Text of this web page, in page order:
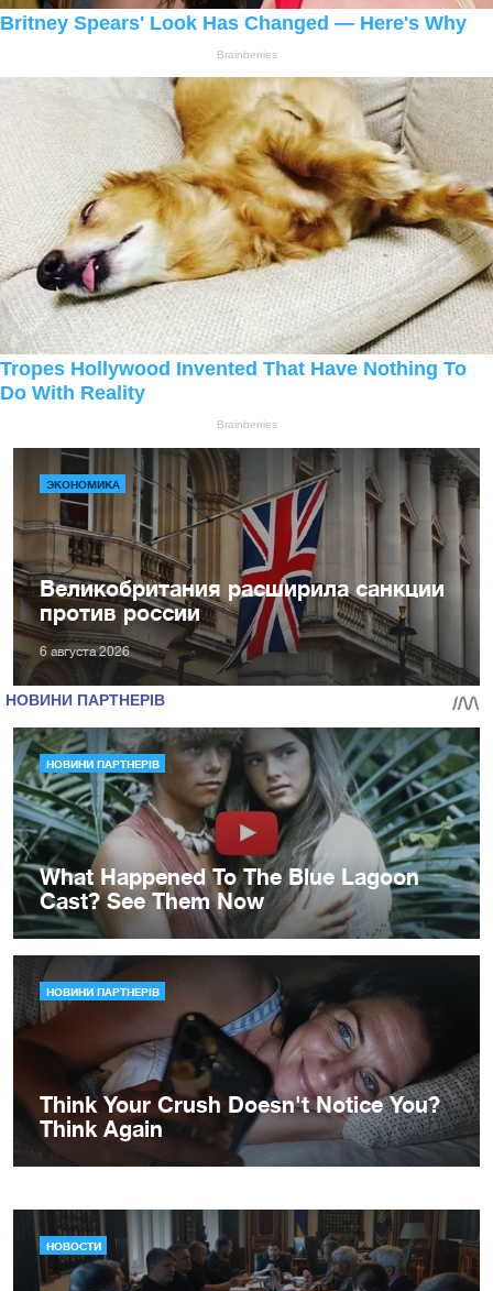
ЭКОНОМИКА
Великобритания расширила санкции
против россии
6 августа 2026
НОВОСТИ